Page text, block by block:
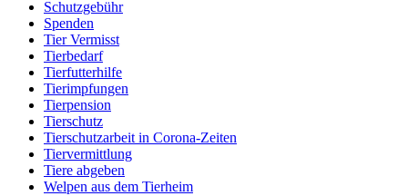
Schutzgebühr
Spenden
Tier Vermisst
Tierbedarf
Tierfutterhilfe
Tierimpfungen
Tierpension
Tierschutz
Tierschutzarbeit in Corona-Zeiten
Tiervermittlung
Tiere abgeben
Welpen aus dem Tierheim